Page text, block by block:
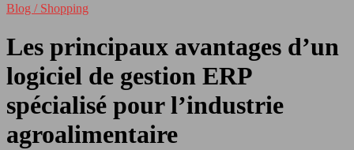
Blog / Shopping
Les principaux avantages d’un
logiciel de gestion ERP
spécialisé pour l’industrie
agroalimentaire